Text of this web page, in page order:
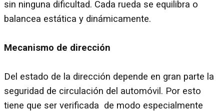
sin ninguna dificultad. Cada rueda se equilibra o
balancea estática y dinámicamente.
Mecanismo de dirección
Del estado de la dirección depende en gran parte la
seguridad de circulación del automóvil. Por esto
tiene que ser verificada de modo especialmente